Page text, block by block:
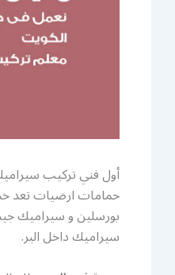
أول فني تركيب
حمامات ارضيات تعد
بورسلين و سيراميك
سيراميك داخل البر.